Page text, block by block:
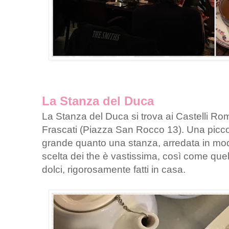
La Stanza del Duca
La Stanza del Duca si trova ai Castelli
Frascati (Piazza San Rocco 13). Una
grande quanto una stanza, arredata in
scelta dei the è vastissima, così come
dolci, rigorosamente fatti in casa.